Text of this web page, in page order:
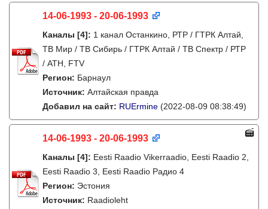
14-06-1993 - 20-06-1993
Каналы [4]: 1 канал Останкино, РТР / ГТРК Алтай,
ТВ Мир / ТВ Сибирь / ГТРК Алтай / ТВ Спектр / РТР
/ АТН, FTV
Регион: Барнаул
Источник: Алтайская правда
Добавил на сайт: RUErmine (2022-08-09 08:38:49)
14-06-1993 - 20-06-1993
Каналы [4]: Eesti Raadio Vikerraadio, Eesti Raadio 2,
Eesti Raadio 3, Eesti Raadio Радио 4
Регион: Эстония
Источник: Raadioleht